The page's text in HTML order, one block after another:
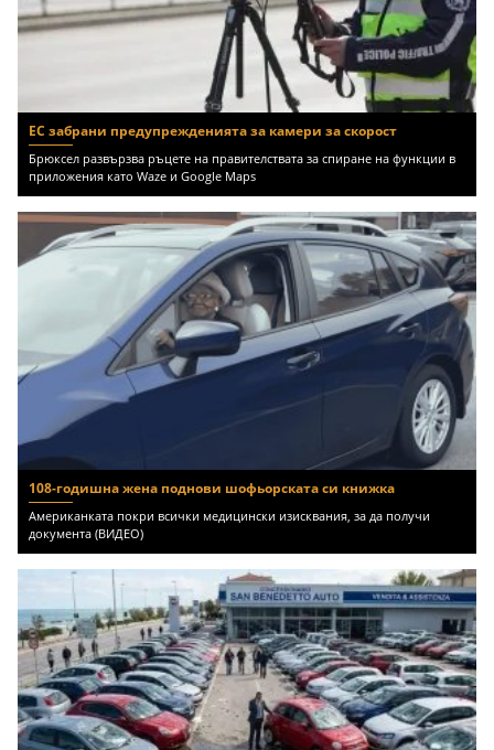
ЕС забрани предупрежденията за камери за скорост
Брюксел развързва ръцете на правителствата за спиране на функции в
приложения като Waze и Google Maps
108-годишна жена поднови шофьорската си книжка
Американката покри всички медицински изисквания, за да получи
документа (ВИДЕО)